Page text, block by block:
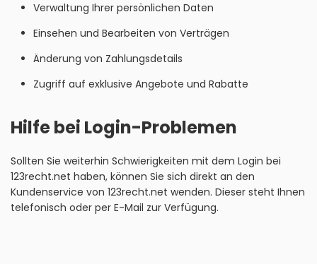
Verwaltung Ihrer persönlichen Daten
Einsehen und Bearbeiten von Verträgen
Änderung von Zahlungsdetails
Zugriff auf exklusive Angebote und Rabatte
Hilfe bei Login-Problemen
Sollten Sie weiterhin Schwierigkeiten mit dem Login bei
123recht.net haben, können Sie sich direkt an den
Kundenservice von 123recht.net wenden. Dieser steht Ihnen
telefonisch oder per E-Mail zur Verfügung.